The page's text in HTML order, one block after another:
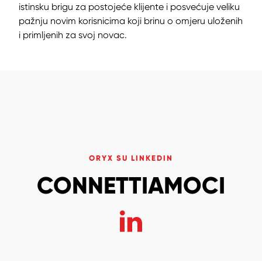
istinsku brigu za postojeće klijente i posvećuje veliku
pažnju novim korisnicima koji brinu o omjeru uloženih
i primljenih za svoj novac.
ORYX SU LINKEDIN
CONNETTIAMOCI